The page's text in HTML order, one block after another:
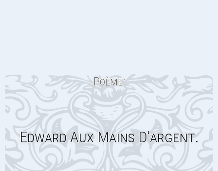
Poème:
Edward Aux Mains D’argent.